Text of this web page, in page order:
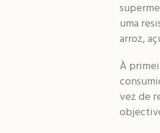
uma
arroz,
À
vez de